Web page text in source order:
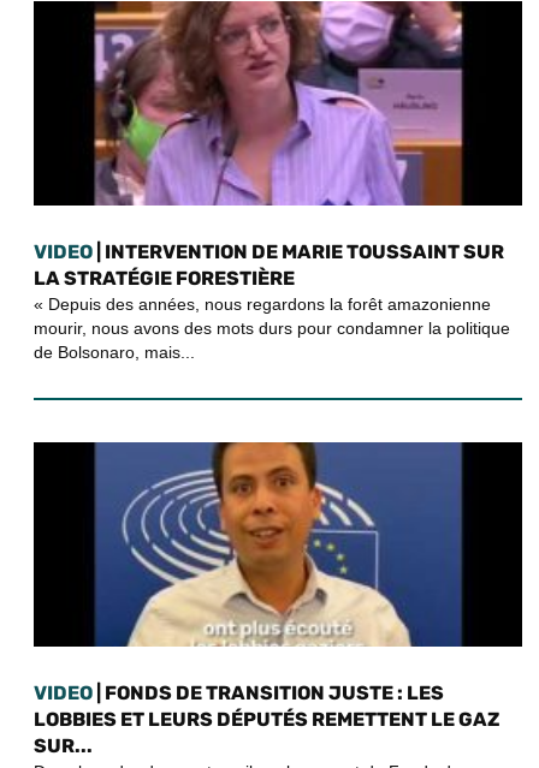
VIDEO | INTERVENTION DE MARIE TOUSSAINT SUR
LA STRATÉGIE FORESTIÈRE
« Depuis des années, nous regardons la forêt amazonienne
mourir, nous avons des mots durs pour condamner la politique
de Bolsonaro, mais...
VIDEO | FONDS DE TRANSITION JUSTE : LES
LOBBIES ET LEURS DÉPUTÉS REMETTENT LE GAZ
SUR...